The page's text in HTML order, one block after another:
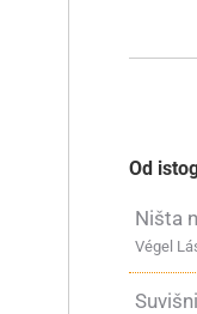
Od
Ništa
Végel